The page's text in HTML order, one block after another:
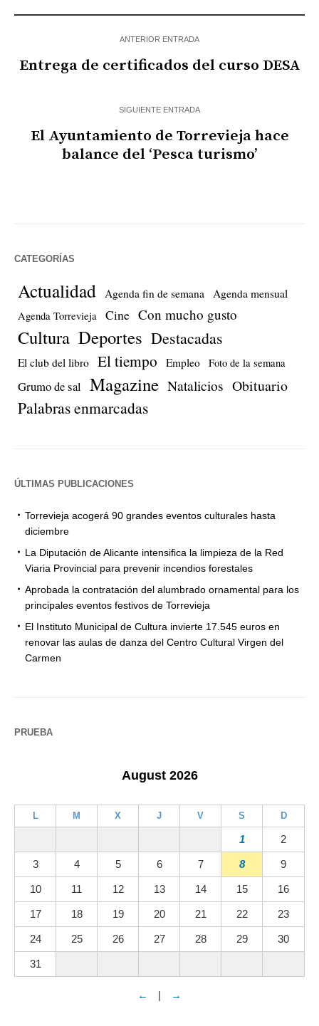
ANTERIOR ENTRADA
Entrega de certificados del curso DESA
SIGUIENTE ENTRADA
El Ayuntamiento de Torrevieja hace
balance del ‘Pesca turismo’
CATEGORÍAS
Actualidad Agenda fin de semana Agenda mensual
Agenda Torrevieja Cine Con mucho gusto
Cultura Deportes Destacadas
El club del libro El tiempo Empleo Foto de la semana
Grumo de sal Magazine Natalicios Obituario
Palabras enmarcadas
ÚLTIMAS PUBLICACIONES
Torrevieja acogerá 90 grandes eventos culturales hasta
diciembre
La Diputación de Alicante intensifica la limpieza de la Red
Viaria Provincial para prevenir incendios forestales
Aprobada la contratación del alumbrado ornamental para los
principales eventos festivos de Torrevieja
El Instituto Municipal de Cultura invierte 17.545 euros en
renovar las aulas de danza del Centro Cultural Virgen del
Carmen
PRUEBA
August 2026
L M X J V S D
1 2
3 4 5 6 7 8 9
10 11 12 13 14 15 16
17 18 19 20 21 22 23
24 25 26 27 28 29 30
31
← | →